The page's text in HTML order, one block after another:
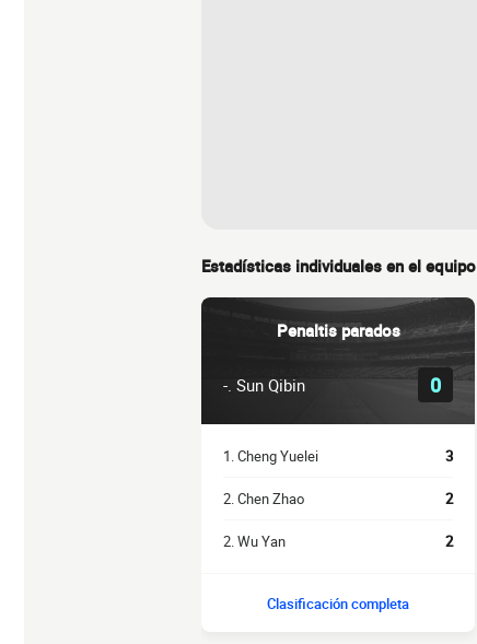
Estadísticas individuales en el equipo
Penaltis parados
-. Sun Qibin 0
1. Cheng Yuelei 3
2. Chen Zhao 2
2. Wu Yan 2
Clasificación completa